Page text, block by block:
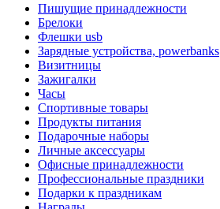
Пишущие принадлежности
Брелоки
Флешки usb
Зарядные устройства, powerbanks
Визитницы
Зажигалки
Часы
Спортивные товары
Продукты питания
Подарочные наборы
Личные аксессуары
Офисные принадлежности
Профессиональные праздники
Подарки к праздникам